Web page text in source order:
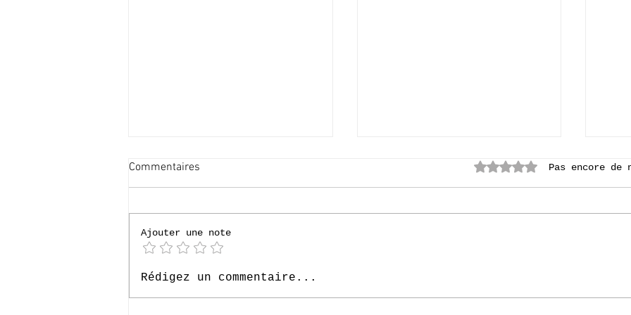
60x merci !
Commentaires Noté 0 étoile sur 5.
Pas encore de
Ajouter une note
Rédigez un commentaire...